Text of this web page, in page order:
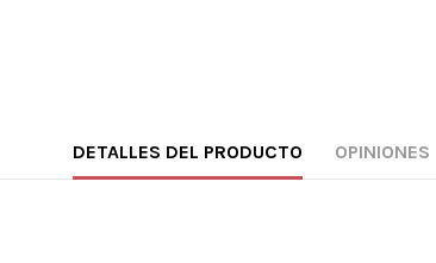
DETALLES DEL PRODUCTO OPINIONES